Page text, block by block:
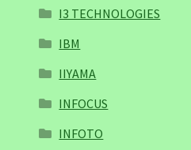
I3 TECHNOLOGIES
IBM
IIYAMA
INFOCUS
INFOTO